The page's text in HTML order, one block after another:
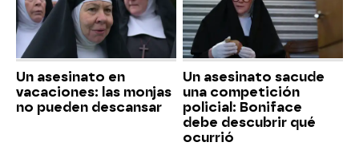
Un asesinato en
vacaciones: las monjas
no pueden descansar
Un asesinato sacude
una competición
policial: Boniface
debe descubrir qué
ocurrió